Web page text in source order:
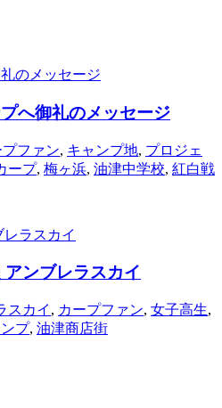
へ御礼のメッセージ
プファン, キャンプ地, プロジェ
ープ, 梅ヶ浜, 油津中学校, 紅白戦
ンブレラスカイ
スカイ , カープファン, 女子高生,
プ, 油津商店街